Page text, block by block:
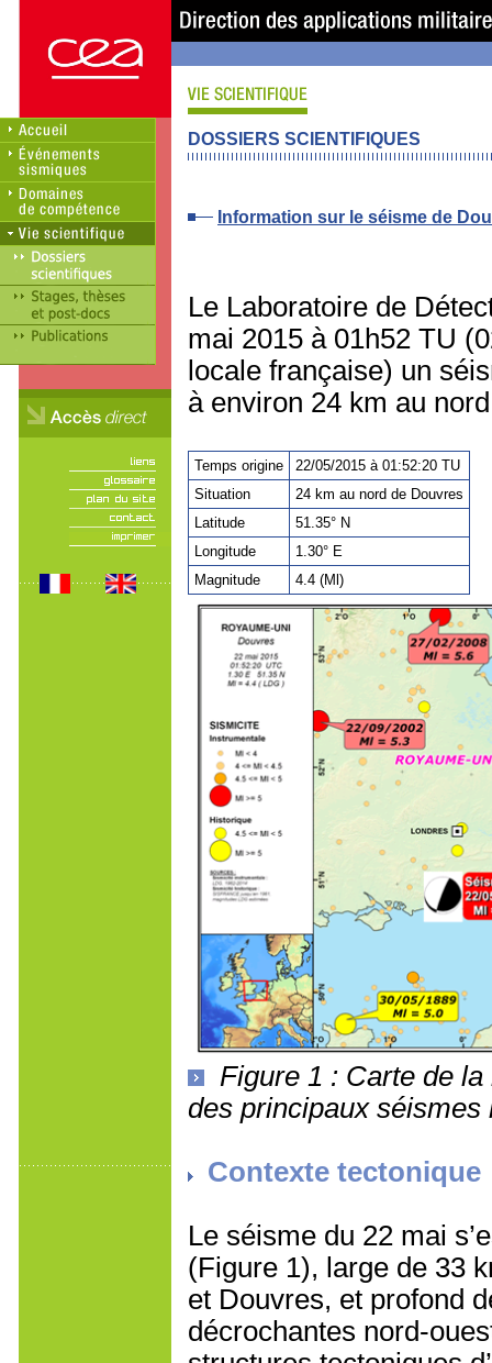
DOSSIERS SCIENTIFIQUES
Information sur le séisme de
Le Laboratoire de
mai 2015 à 01h52 TU
locale française) un
à environ 24 km au
Temps origine
22/05/2015 à 01:52:20 TU
Situation
24 km au nord de Douvres
Latitude
51.35° N
Longitude
1.30° E
Magnitude
4.4 (Ml)
Figure 1 : Carte de
des principaux
Contexte tectonique
Le séisme du 22 mai
(Figure 1), large de 33
et Douvres, et profond
décrochantes nord-